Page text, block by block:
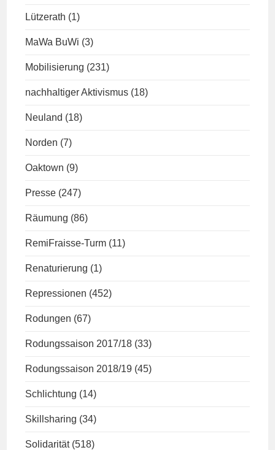
Lützerath (1)
MaWa BuWi (3)
Mobilisierung (231)
nachhaltiger Aktivismus (18)
Neuland (18)
Norden (7)
Oaktown (9)
Presse (247)
Räumung (86)
RemiFraisse-Turm (11)
Renaturierung (1)
Repressionen (452)
Rodungen (67)
Rodungssaison 2017/18 (33)
Rodungssaison 2018/19 (45)
Schlichtung (14)
Skillsharing (34)
Solidarität (518)